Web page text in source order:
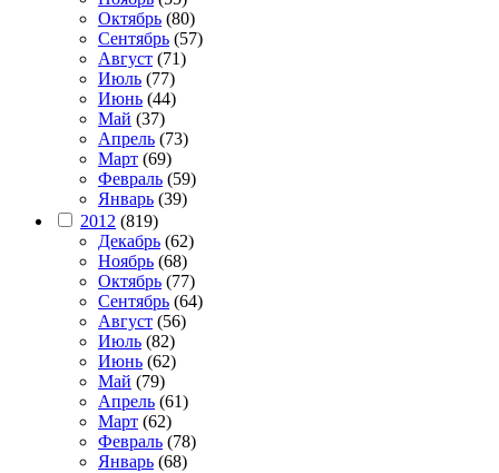
Октябрь (80)
Сентябрь (57)
Август (71)
Июль (77)
Июнь (44)
Май (37)
Апрель (73)
Март (69)
Февраль (59)
Январь (39)
2012 (819)
Декабрь (62)
Ноябрь (68)
Октябрь (77)
Сентябрь (64)
Август (56)
Июль (82)
Июнь (62)
Май (79)
Апрель (61)
Март (62)
Февраль (78)
Январь (68)